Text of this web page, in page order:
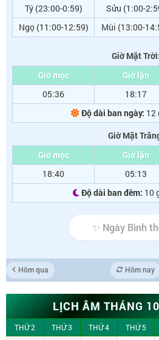
Tý (23:00-0:59)
Sửu (1:00-
Ngọ (11:00-12:59)
Mùi (13:00-
Giờ Mặt Trời:
Giờ mọc
Giờ lặn
05:36
18:17
Độ dài ban ngày: 12
Giờ Mặt
Giờ mọc
Giờ lặn
18:40
05:13
Độ dài ban đêm: 10
✨ Ngày Bình
Hôm qua Hôm nay
LỊCH ÂM THÁNG
THỨ 2 THỨ 3 THỨ 4 THỨ 5